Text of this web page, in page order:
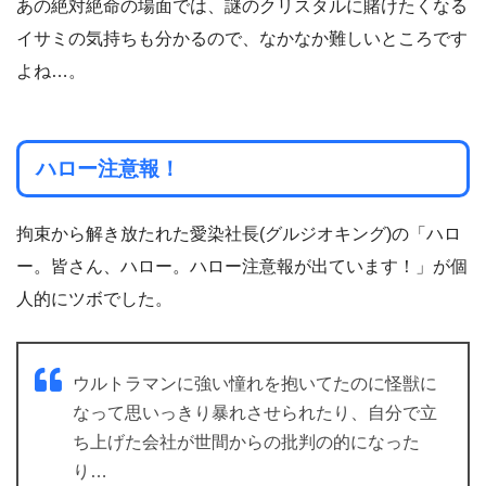
あの絶対絶命の場面では、謎のクリスタルに賭けたくなる
イサミの気持ちも分かるので、なかなか難しいところです
よね…。
ハロー注意報！
拘束から解き放たれた愛染社長(グルジオキング)の「ハロ
ー。皆さん、ハロー。ハロー注意報が出ています！」が個
人的にツボでした。
ウルトラマンに強い憧れを抱いてたのに怪獣に
なって思いっきり暴れさせられたり、自分で立
ち上げた会社が世間からの批判の的になった
り…